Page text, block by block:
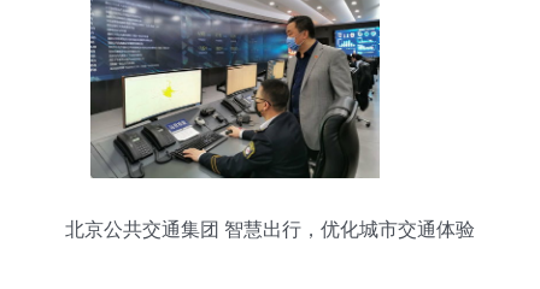
北京公共交通集团 智慧出行，优化城市交通体验